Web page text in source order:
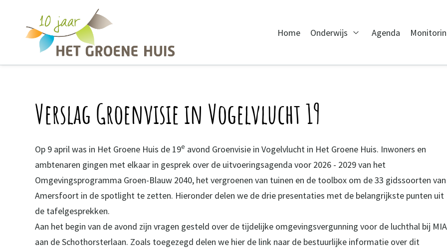
Overslaan en naar de inhoud gaan
Home
Onderwijs
Open Onderwijs
Agenda
Verslag Groenvisie in Vogelvlucht 19
Op 9 april was in Het Groene Huis de 19e avond Groenvisie in Vogelvlucht in Het Groene Huis. Inwoners en
ambtenaren gingen met elkaar in gesprek over de uitvoeringsagenda voor 2026 - 2029 van het
Omgevingsprogramma Groen-Blauw 2040, het vergroenen van tuinen en de toolbox om de 33 gidssoorten van
Amersfoort in de spotlight te zetten. Hieronder delen we de drie presentaties met de belangrijkste punten uit
de tafelgesprekken.
Aan het begin van de avond zijn vragen gesteld over de tijdelijke omgevingsvergunning voor de luchthal bij MIA
aan de Schothorsterlaan. Zoals toegezegd delen we hier de link naar de bestuurlijke informatie over dit